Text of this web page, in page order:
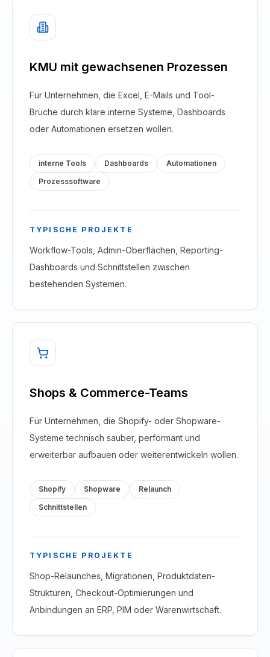
KMU mit gewachsenen Prozessen
Für Unternehmen, die Excel, E-Mails und Tool-
Brüche durch klare interne Systeme, Dashboards
oder Automationen ersetzen wollen.
interne Tools Dashboards
Automationen
Prozesssoftware
TYPISCHE PROJEKTE
Workflow-Tools, Admin-Oberflächen, Reporting-
Dashboards und Schnittstellen zwischen
bestehenden Systemen.
Shops & Commerce-Teams
Für Unternehmen, die Shopify- oder Shopware-
Systeme technisch sauber, performant und
erweiterbar aufbauen oder weiterentwickeln wollen.
Shopify Shopware
Relaunch
Schnittstellen
TYPISCHE PROJEKTE
Shop-Relaunches, Migrationen, Produktdaten-
Strukturen, Checkout-Optimierungen und
Anbindungen an ERP, PIM oder Warenwirtschaft.